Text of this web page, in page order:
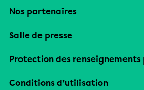
Nos partenaires
Salle de presse
Protection des renseignements
Conditions d’utilisation